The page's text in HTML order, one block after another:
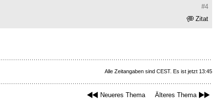
#4
Zitat
Alle Zeitangaben sind CEST. Es ist jetzt 13:45
Neueres Thema Älteres Thema